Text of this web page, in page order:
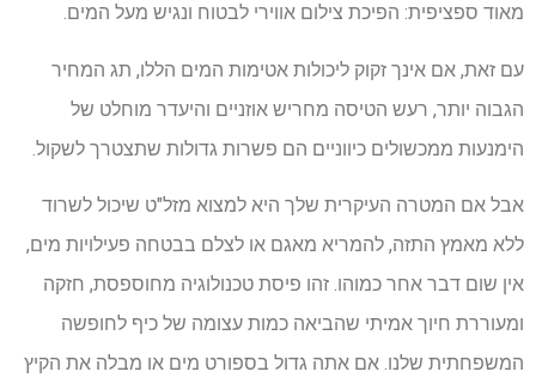
מאוד ספציפית: הפיכת צילום אווירי לבטוח ונגיש מעל המים.
עם זאת, אם אינך זקוק ליכולות אטימות המים הללו, תג המחיר
הגבוה יותר, רעש הטיסה מחריש אוזניים והיעדר מוחלט של
הימנעות ממכשולים כיווניים הם פשרות גדולות שתצטרך לשקול.
אבל אם המטרה העיקרית שלך היא למצוא מזל"ט שיכול לשרוד
ללא מאמץ התזה, להמריא מאגם או לצלם בבטחה פעילויות מים,
אין שום דבר אחר כמוהו. זהו פיסת טכנולוגיה מחוספסת, חזקה
ומעוררת חיוך אמיתי שהביאה כמות עצומה של כיף לחופשה
המשפחתית שלנו. אם אתה גדול בספורט מים או מבלה את הקיץ